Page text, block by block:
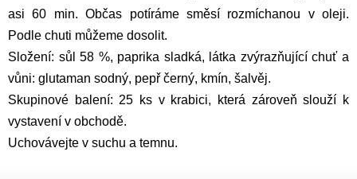
asi 60 min. Občas potíráme směsí rozmíchanou v oleji.
Podle chuti můžeme dosolit.
Složení: sůl 58 %, paprika sladká, látka zvýrazňující chuť a
vůni: glutaman sodný, pepř černý, kmín, šalvěj.
Skupinové balení: 25 ks v krabici, která zároveň slouží k
vystavení v obchodě.
Uchovávejte v suchu a temnu.